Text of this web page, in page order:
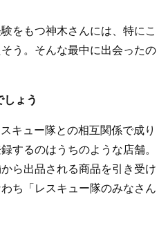
をもつ神木さんには、特にこ
う。そんな最中に出会ったの
ょう
キュー隊との相互関係で成り
するのはうちのような店舗。
ら出品される商品を引き受け
ち「レスキュー隊のみなさん